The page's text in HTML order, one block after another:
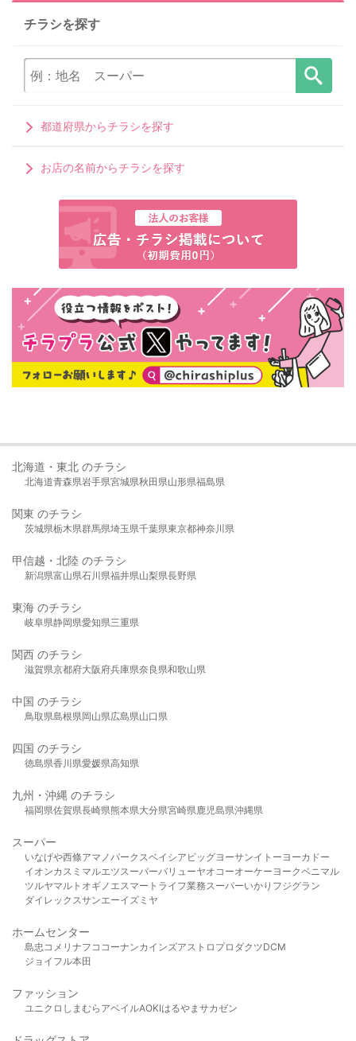
チラシを探す
都道府県からチラシを探す
お店の名前からチラシを探す
北海道・東北 のチラシ
北海道青森県岩手県宮城県秋田県山形県福島県
関東 のチラシ
茨城県栃木県群馬県埼玉県千葉県東京都神奈川県
甲信越・北陸 のチラシ
新潟県富山県石川県福井県山梨県長野県
東海 のチラシ
岐阜県静岡県愛知県三重県
関西 のチラシ
滋賀県京都府大阪府兵庫県奈良県和歌山県
中国 のチラシ
鳥取県島根県岡山県広島県山口県
四国 のチラシ
徳島県香川県愛媛県高知県
九州・沖縄 のチラシ
福岡県佐賀県長崎県熊本県大分県宮崎県鹿児島県沖縄県
スーパー
いなげや西條アマノパークスベイシア ビッグヨーサンイトーヨーカドー
イオンカスミ マルエツスーパーバリューヤオコーオーケー ヨークベニマル
ツルヤマルト オギノ エスマート ライフ業務スーパーいかり フジグラン
ダイレックスサンエーイズミヤ
ホームセンター
島忠 コメリ ナフコ コーナンカインズアストロプロダクツDCM
ジョイフル本田
ファッション
ユニクロ しまむら アベイルAOKIはるやま サカゼン